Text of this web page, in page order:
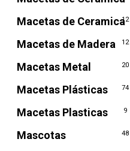
Macetas de Ceramica12
Macetas de Madera 12
Macetas Metal 20
Macetas Plásticas 74
Macetas Plasticas 9
Mascotas 48